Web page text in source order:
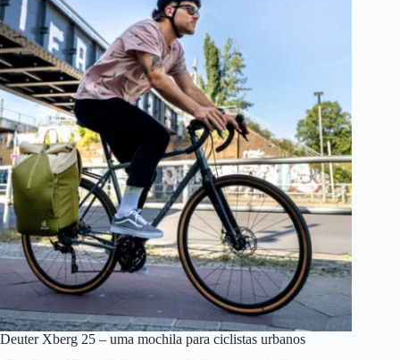
Deuter Xberg 25 – uma mochila para ciclistas urbanos